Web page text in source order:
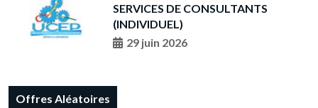
SERVICES DE CONSULTANTS
(INDIVIDUEL)
29 juin 2026
Offres Aléatoires